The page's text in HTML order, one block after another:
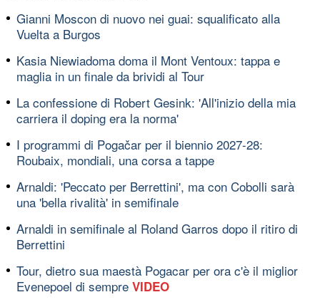
Gianni Moscon di nuovo nei guai: squalificato alla
Vuelta a Burgos
Kasia Niewiadoma doma il Mont Ventoux: tappa e
maglia in un finale da brividi al Tour
La confessione di Robert Gesink: 'All'inizio della mia
carriera il doping era la norma'
I programmi di Pogačar per il biennio 2027-28:
Roubaix, mondiali, una corsa a tappe
Arnaldi: 'Peccato per Berrettini', ma con Cobolli sarà
una 'bella rivalità' in semifinale
Arnaldi in semifinale al Roland Garros dopo il ritiro di
Berrettini
Tour, dietro sua maestà Pogacar per ora c'è il miglior
Evenepoel di sempre VIDEO